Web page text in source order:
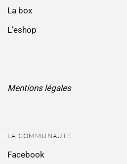
La box
L’eshop
Mentions légales
LA COMMUNAUTÉ
Facebook